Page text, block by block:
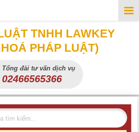
TNHH LAWKEY
PHÁP LUẬT)
Tổng đài tư vấn dịch vụ
02466565366